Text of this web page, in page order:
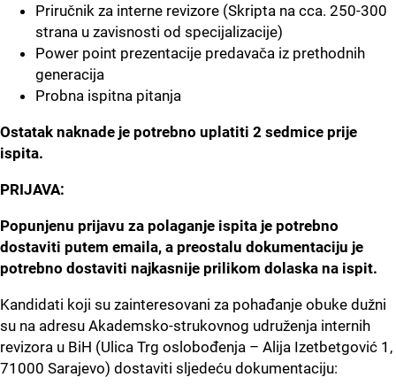
Priručnik za interne revizore (Skripta na cca. 250-300
strana u zavisnosti od specijalizacije)
Power point prezentacije predavača iz prethodnih
generacija
Probna ispitna pitanja
Ostatak naknade je potrebno uplatiti 2 sedmice prije
ispita.
PRIJAVA:
Popunjenu prijavu za polaganje ispita je potrebno
dostaviti putem emaila, a preostalu dokumentaciju je
potrebno dostaviti najkasnije prilikom dolaska na ispit.
Kandidati koji su zainteresovani za pohađanje obuke dužni
su na adresu Akademsko-strukovnog udruženja internih
revizora u BiH (Ulica Trg oslobođenja – Alija Izetbetgović 1,
71000 Sarajevo) dostaviti sljedeću dokumentaciju: